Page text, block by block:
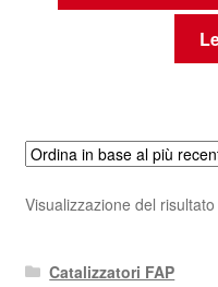
Visualizzazione del risultato
Catalizzatori FAP